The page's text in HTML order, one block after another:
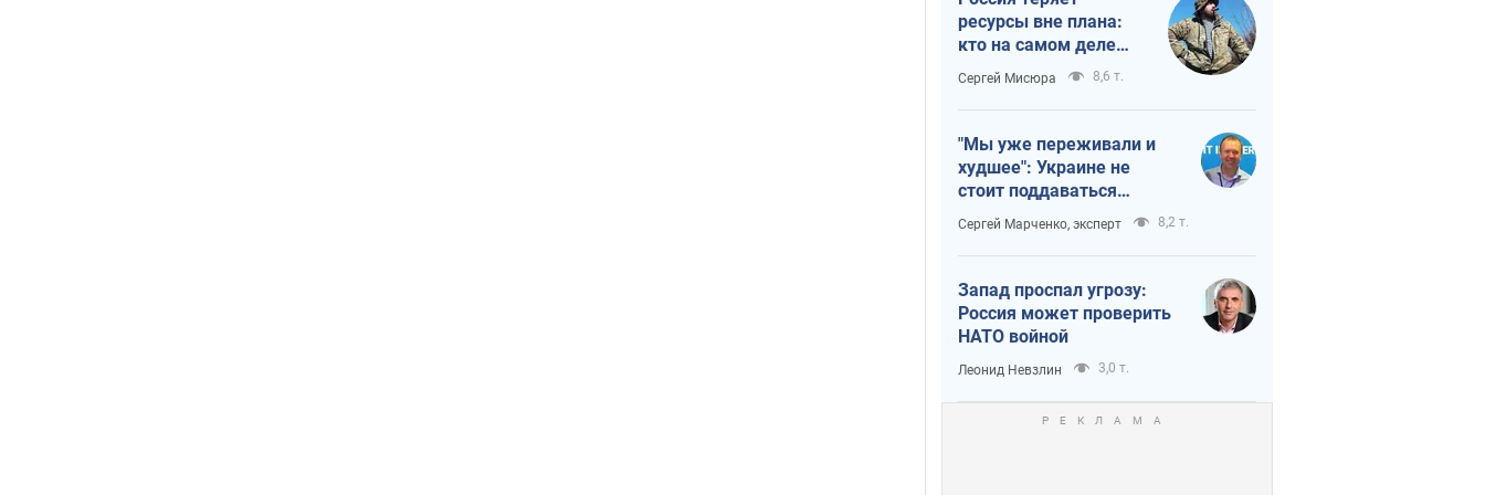
ресурсы вне плана:
кто на самом деле
диктует темп войны
Сергей Мисюра 8,6 т.
"Мы уже переживали и
худшее": Украине не
стоит поддаваться
отчаянию из-за
ракетного террора
Сергей Марченко, эксперт 8,2 т.
Запад проспал угрозу:
Россия может проверить
НАТО войной
Леонид Невзлин 3,0 т.